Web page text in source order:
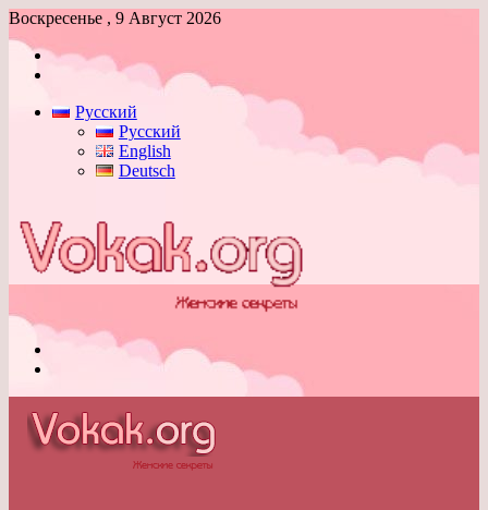
Воскресенье , 9 Август 2026
Войти
Русский
Русский
English
Deutsch